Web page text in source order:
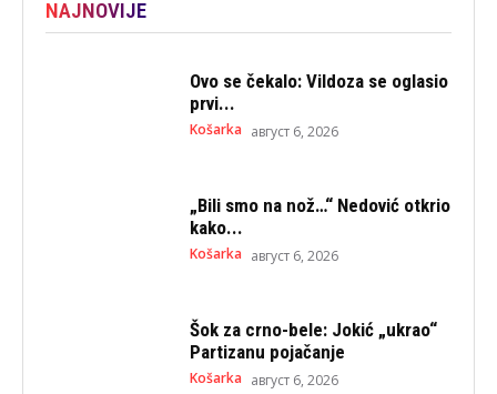
NAJNOVIJE
Ovo se čekalo: Vildoza se oglasio
prvi...
Košarka август 6, 2026
„Bili smo na nož…“ Nedović otkrio
kako...
Košarka август 6, 2026
Šok za crno-bele: Jokić „ukrao“
Partizanu pojačanje
Košarka август 6, 2026